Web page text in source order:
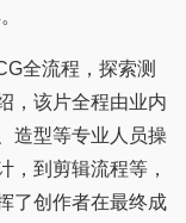
全流程，探索测
，该片全程由业内
造型等专业人员操
，到剪辑流程等，
了创作者在最终成